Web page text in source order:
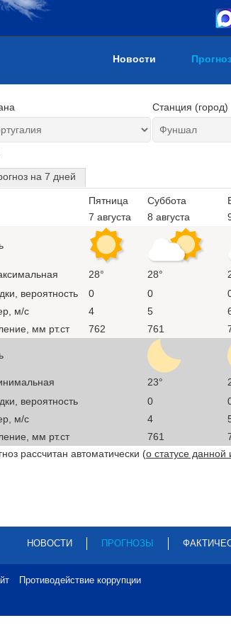
Новости
Станция (город)
на 7 дней
Пятница
7 августа
Суббота
8 августа
28° 28°
вероятность
0 0
м/с
4 5
мм рт.ст
762 761
23°
вероятность
0
м/с
4
мм рт.ст
761
рассчитан автоматически (о статусе
НОВОСТИ ПРОГНОЗЫ
Противодействие коррупции